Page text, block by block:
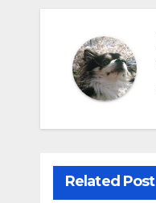
ビ
ゲ
ー
シ
ョ
ン
Related Post